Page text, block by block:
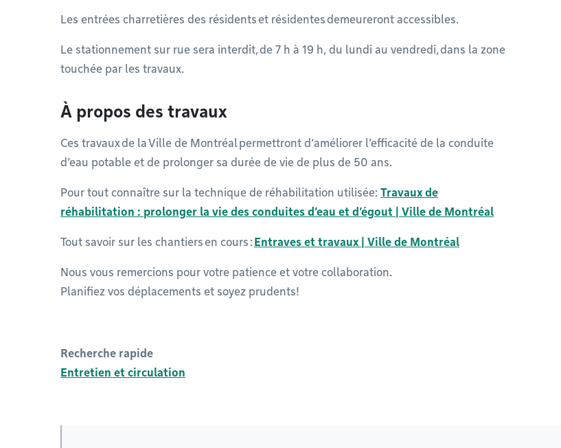
Les entrées charretières des résidents et résidentes demeureront accessibles.
Le stationnement sur rue sera interdit, de 7 h à 19 h, du lundi au vendredi, dans la zone
touchée par les travaux.
À propos des travaux
Ces travaux de la Ville de Montréal permettront d’améliorer l’efficacité de la conduite
d’eau potable et de prolonger sa durée de vie de plus de 50 ans.
Pour tout connaître sur la technique de réhabilitation utilisée: Travaux de
réhabilitation : prolonger la vie des conduites d’eau et d’égout | Ville de Montréal
Tout savoir sur les chantiers en cours : Entraves et travaux | Ville de Montréal
Nous vous remercions pour votre patience et votre collaboration.
Planifiez vos déplacements et soyez prudents!
Recherche rapide
Entretien et circulation